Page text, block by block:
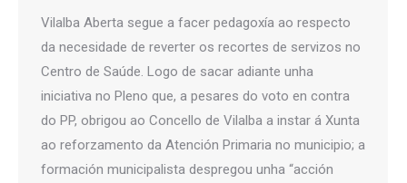
Vilalba Aberta segue a facer pedagoxía ao respecto
da necesidade de reverter os recortes de servizos no
Centro de Saúde. Logo de sacar adiante unha
iniciativa no Pleno que, a pesares do voto en contra
do PP, obrigou ao Concello de Vilalba a instar á Xunta
ao reforzamento da Atención Primaria no municipio; a
formación municipalista despregou unha “acción